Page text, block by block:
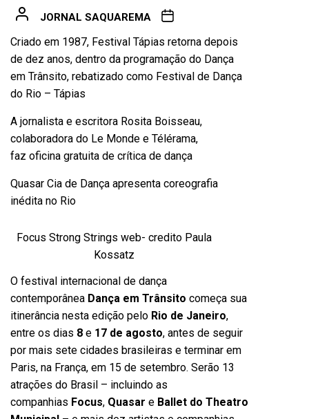
JORNAL SAQUAREMA
Criado em 1987, Festival Tápias retorna depois
de dez anos, dentro da programação do Dança
em Trânsito, rebatizado como Festival de Dança
do Rio – Tápias
A jornalista e escritora Rosita Boisseau,
colaboradora do Le Monde e Télérama,
faz oficina gratuita de crítica de dança
Quasar Cia de Dança apresenta coreografia
inédita no Rio
Focus Strong Strings web- credito Paula
Kossatz
O festival internacional de dança
contemporânea Dança em Trânsito começa sua
itinerância nesta edição pelo Rio de Janeiro,
entre os dias 8 e 17 de agosto, antes de seguir
por mais sete cidades brasileiras e terminar em
Paris, na França, em 15 de setembro. Serão 13
atrações do Brasil – incluindo as
companhias Focus, Quasar e Ballet do Theatro